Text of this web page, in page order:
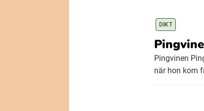
DIKT
Pingvinen
när hon kom